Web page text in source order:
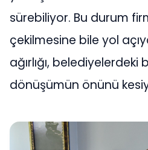
sürebiliyor. Bu durum
çekilmesine bile yol
ağırlığı,
dönüşümün önünü